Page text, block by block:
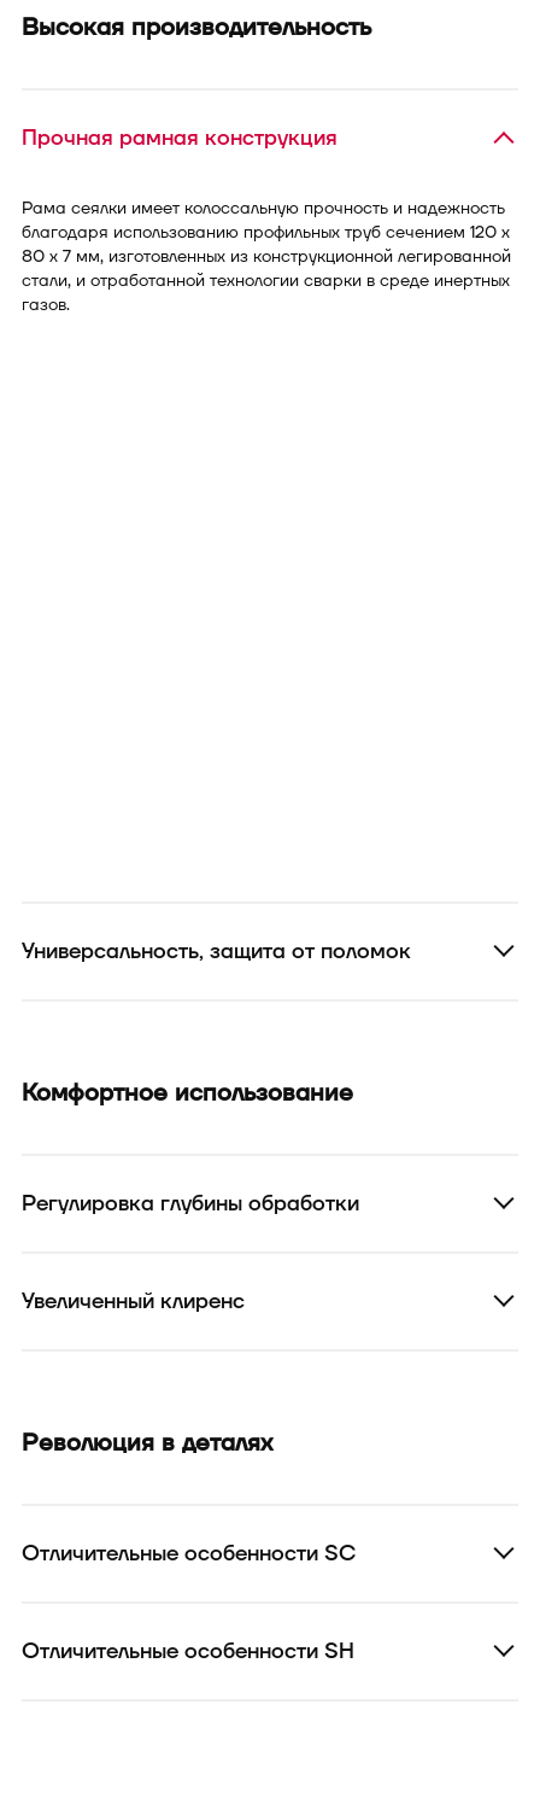
Высокая производительность
Прочная рамная конструкция
Рама сеялки имеет колоссальную прочность и надежность
благодаря использованию профильных труб сечением 120 х
80 х 7 мм, изготовленных из конструкционной легированной
стали, и отработанной технологии сварки в среде инертных
газов.
Универсальность, защита от поломок
Комфортное использование
Регулировка глубины обработки
Увеличенный клиренс
Революция в деталях
Отличительные особенности SC
Отличительные особенности SH